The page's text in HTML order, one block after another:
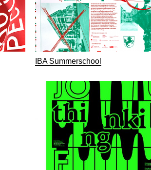
IBA Summerschool